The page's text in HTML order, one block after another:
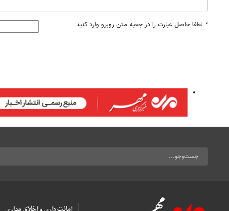
* لطفا حاصل عبارت را در جعبه متن روبرو وارد کنید